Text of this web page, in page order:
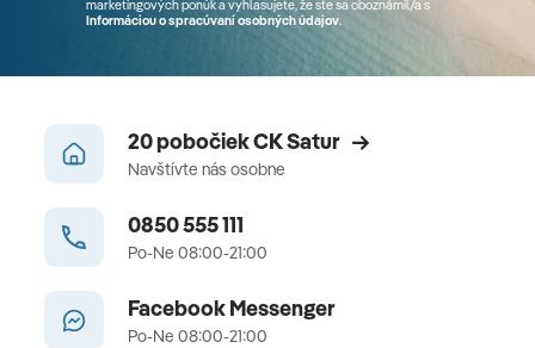
marketingových ponúk a vyhlasujete, že ste sa oboznámil/a s
Informáciou o spracúvaní osobných údajov.
20 pobočiek CK Satur
Navštívte nás osobne
0850 555 111
Po-Ne 08:00-21:00
Facebook Messenger
Po-Ne 08:00-21:00